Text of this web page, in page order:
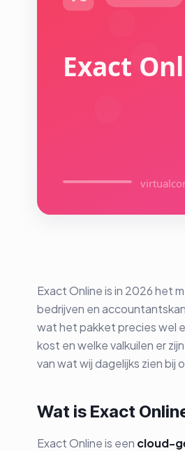
Exact Online is in 2026 het
bedrijven en
wat het pakket precies wel
kost en welke valkuilen er
van wat wij dagelijks zien bij
Wat is Exact
Exact Online is een cloud-